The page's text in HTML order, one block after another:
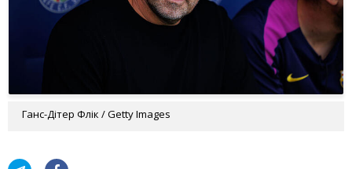
Ганс-Дітер Флік / Getty Images